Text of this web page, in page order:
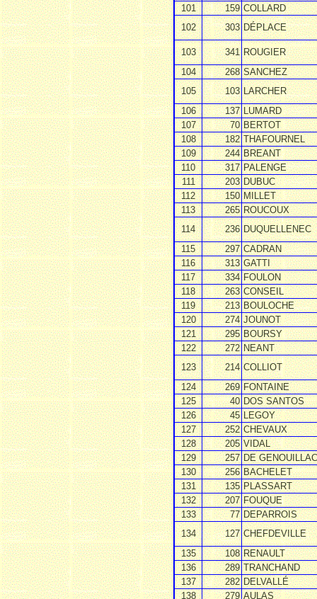
101
159 COLLARD
102
303 DÉPLACE
103 341 ROUGIER
104
268 SANCHEZ
105
103 LARCHER
106
137 LUMARD
107
70 BERTOT
108
182 THAFOURNEL
109
244 BREANT
110
317 PALENGE
111
203 DUBUC
112
150 MILLET
113
265 ROUCOUX
114
236 DUQUELLENEC
115
297 CADRAN
116
313 GATTI
117
334 FOULON
118
263 CONSEIL
119
213 BOULOCHE
120
274 JOUNOT
121
295 BOURSY
122
272 NEANT
123
214 COLLIOT
124
269 FONTAINE
125
40 DOS SANTOS
126
45 LEGOY
127
252 CHEVAUX
128
205 VIDAL
129
257 DE GENOUILLAC
130
256 BACHELET
131
135 PLASSART
132
207 FOUQUE
133
77 DEPARROIS
134
127 CHEFDEVILLE
135
108 RENAULT
136
289 TRANCHAND
137
282 DELVALLÉ
138
279 AULAS